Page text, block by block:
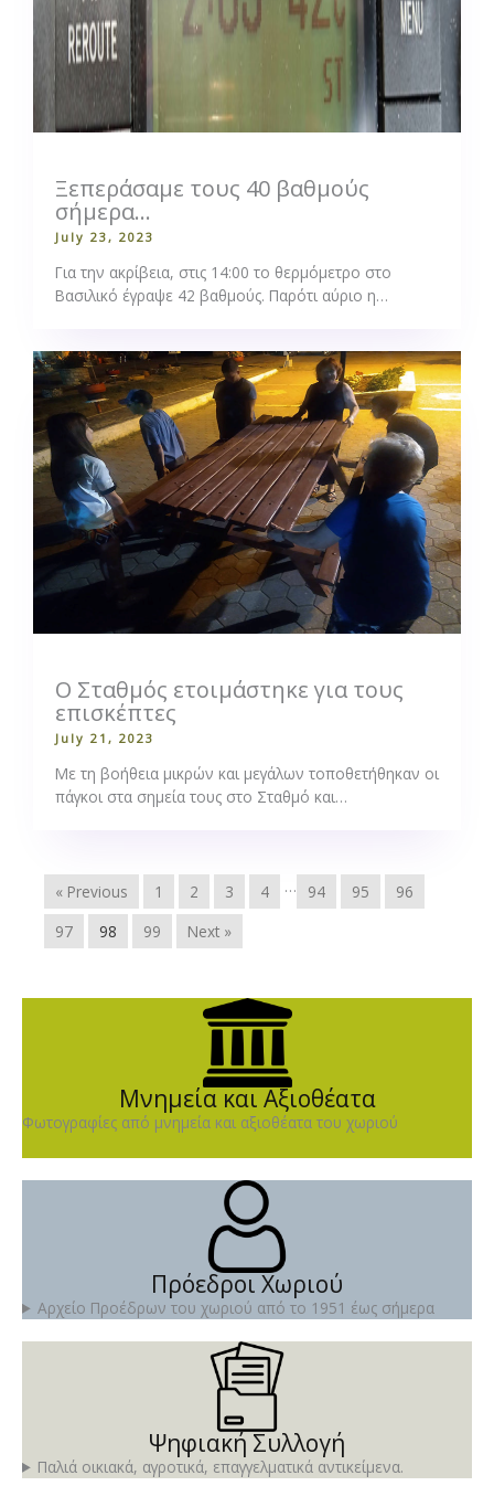
Ξεπεράσαμε τους 40 βαθμούς
σήμερα…
July 23, 2023
Για την ακρίβεια, στις 14:00 το θερμόμετρο στο
Βασιλικό έγραψε 42 βαθμούς. Παρότι αύριο η…
Ο Σταθμός ετοιμάστηκε για τους
επισκέπτες
July 21, 2023
Με τη βοήθεια μικρών και μεγάλων τοποθετήθηκαν οι
πάγκοι στα σημεία τους στο Σταθμό και…
« Previous 1 2 3 4 … 94 95
96
97
98 99 Next »
Μνημεία και Αξιοθέατα
Φωτογραφίες από μνημεία και αξιοθέατα του χωριού
Πρόεδροι Χωριού
Αρχείο Προέδρων του χωριού από το 1951 έως σήμερα
Ψηφιακή Συλλογή
Παλιά οικιακά, αγροτικά, επαγγελματικά αντικείμενα.